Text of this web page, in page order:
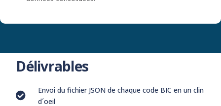
Délivrables
Envoi du fichier JSON de chaque code BIC en un clin
d´oeil